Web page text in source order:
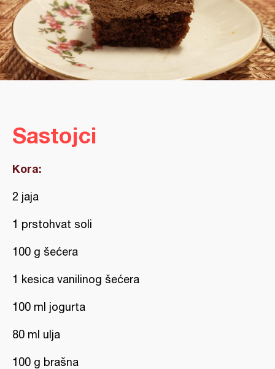
Sastojci
Kora:
2 jaja
1 prstohvat soli
100 g šećera
1 kesica vanilinog šećera
100 ml jogurta
80 ml ulja
100 g brašna